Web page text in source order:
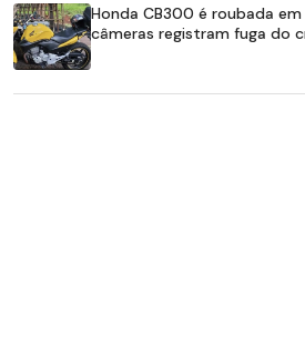
Honda CB300 é roubada
câmeras registram fuga do